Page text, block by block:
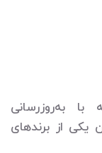
با به‌روزرسانی
یکی از برندهای